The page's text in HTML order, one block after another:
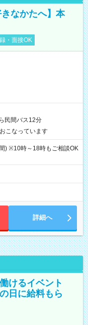
なかたへ】本
・面接OK
民間バス12分
こなっています
) ※10時～18時もご相談OK
詳細へ
けるイベント
日に給料もら